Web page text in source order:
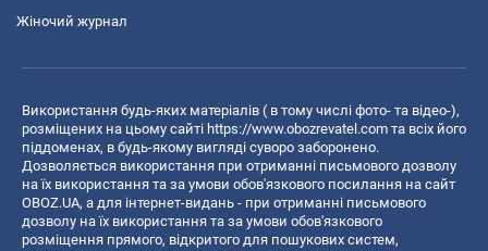
Жіночий журнал
Використання будь-яких матеріалів ( в тому числі фото- та відео-),
розміщених на цьому сайті https://www.obozrevatel.com та всіх його
піддоменах, в будь-якому вигляді суворо заборонено.
Дозволяється використання при отриманні письмового дозволу
на їх використання та за умови обов'язкового посилання на сайт
OBOZ.UA, а для інтернет-видань - при отриманні письмового
дозволу на їх використання та за умови обов'язкового
розміщення прямого, відкритого для пошукових систем,